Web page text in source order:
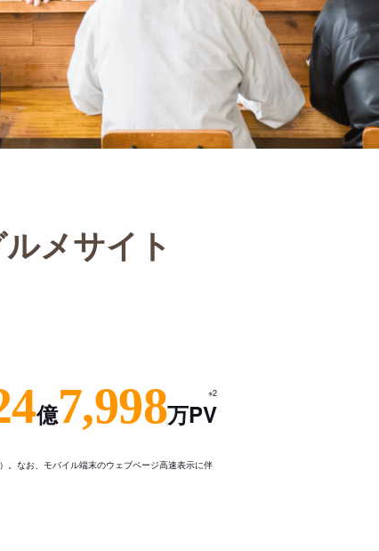
メサイト
億7,998万PV
※2
。なお、モバイル端末のウェブページ高速表示に伴